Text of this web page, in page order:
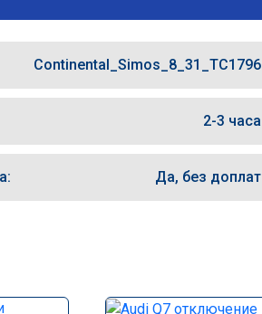
Continental_Simos_8_31_TC1796
2-3 часа
Да, без доплат